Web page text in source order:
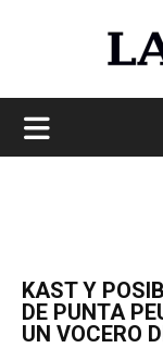
KAST Y
DE PUNTA
UN VOCERO